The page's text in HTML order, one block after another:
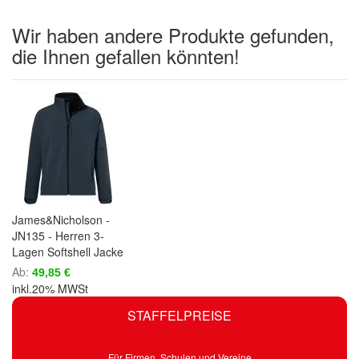
STAFFELPREISE
Wir haben andere Produkte gefunden,
die Ihnen gefallen könnten!
James&Nicholson -
JN135 - Herren 3-
Lagen Softshell Jacke
Ab 49,85 €
inkl.20% MWSt